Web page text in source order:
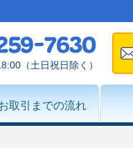
（土日祝日除く）
取引までの流れ